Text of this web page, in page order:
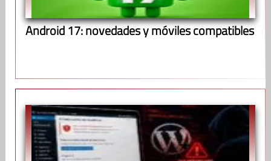
Android 17: novedades y móviles compatibles